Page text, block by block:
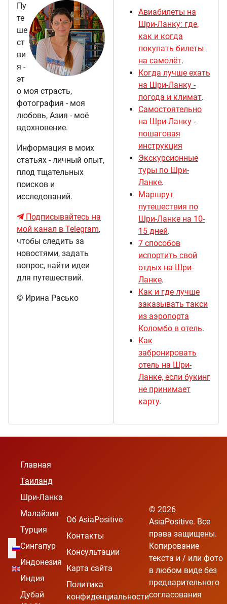
Пу
те
ше
ст
ви
я -
эт
о моя страсть,
фотография - моя
любовь, Азия - моё
вдохновение.
Информация в моих
статьях - личный опыт,
плод тщательных
поисков и
исследований.
Подписывайтесь на
мой канал в Telegram,
чтобы следить за
новостями, задать
вопрос, найти идеи
для путешествий.
© Ирина Расько
Авиабилеты на
Шри-Ланку: где,
как и когда
покупать билеты
на самолёт.
Когда лучше ехать
на Шри-Ланку -
погода и климат.
Самостоятельно
на Шри-Ланку -
пошаговая
инструкция
Экскурсионные
туры по Шри-
Ланке.
Маршрут
путешествия по
Шри-Ланке на 10-
15 дней.
7 способов
испортить свой
отдых на Шри-
Ланке.
Как и где лучше
заказывать такси
из аэропорта
Коломбо в отель.
Как
забронировать
отель на Шри-
Ланке, если букинг
не принимает
карту.
Выберите язык
Главная
Таиланд
Шри-Ланка
Малайзия
Турция
Сингапур
Индонезия
Индия
Дубай
Об AsiaPositive
Контакты
Консультации
Карта сайта
Политика
конфиденциальности
© 2026
AsiaPositive. Все
права защищены.
Копирование
текста и / или фото
в любом виде без
предварительного
согласования